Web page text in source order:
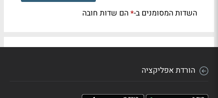
השדות המסומנים ב-*הם שדות חובה
הורדת אפליקציה